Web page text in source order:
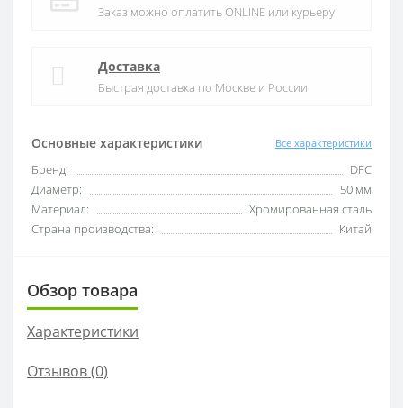
Основные характеристики Все характеристики
Бренд:
DFC
Диаметр:
50 мм
Материал:
Хромированная сталь
Страна производства:
Китай
Заказ можно оплатить ONLINE или курьеру
Доставка
Быстрая доставка по Москве и России
Обзор товара
Характеристики
Отзывов (0)